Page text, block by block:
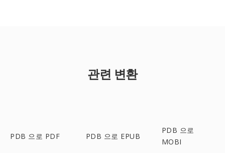
관련 변환
PDB 으로 PDF PDB 으로 EPUB
PDB 으로
MOBI